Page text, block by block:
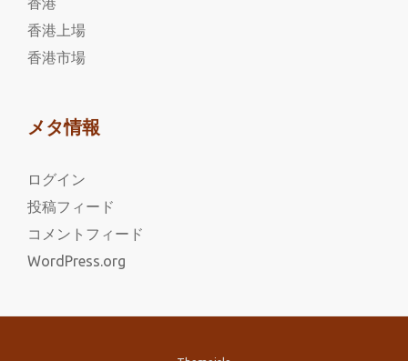
香港上場
香港市場
メタ情報
ログイン
投稿フィード
コメントフィード
WordPress.org